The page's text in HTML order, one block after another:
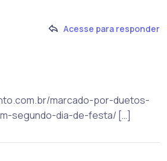
Acesse para responder
marcado-por-duetos-
segundo-dia-de-festa/ […]